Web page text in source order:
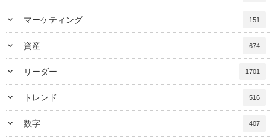
keyboard_arrow_down マーケティング 151
keyboard_arrow_down 資産 674
keyboard_arrow_down リーダー 1701
keyboard_arrow_down トレンド 516
keyboard_arrow_down 数字 407